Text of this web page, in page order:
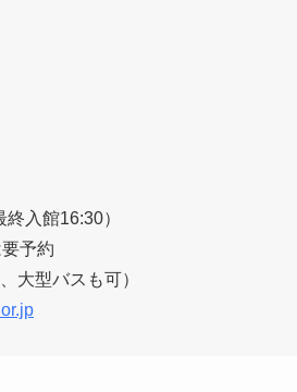
入館16:30）
予約
大型バスも可）